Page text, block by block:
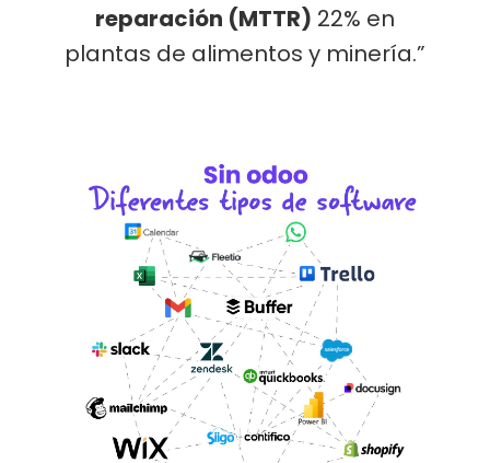
reparación (MTTR) 22% en
plantas de alimentos y minería.”